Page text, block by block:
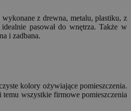
z drewna, metalu, plastiku, z
pasował do wnętrza. Także w
i zadbana.
kolory ożywiające pomieszczenia.
wszystkie firmowe pomieszczenia